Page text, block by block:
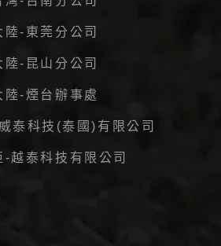
陸-東莞分公司
陸-昆山分公司
陸-煙台辦事處
泰科技(泰國)有限公司
-越泰科技有限公司